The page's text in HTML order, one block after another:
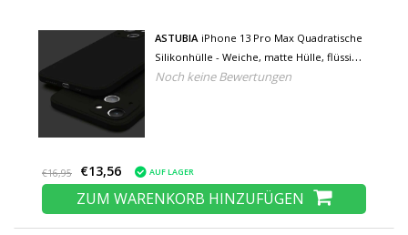
ASTUBIA iPhone 13 Pro Max Quadratische
Silikonhülle - Weiche, matte Hülle, flüssige
Abdeckung, schwarz
Noch keine Bewertungen
€16,95 €13,56 AUF LAGER
ZUM WARENKORB HINZUFÜGEN